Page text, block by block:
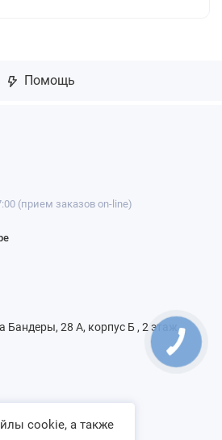
Помощь
(прием заказов on-line)
Бандеры, 28 А, корпус Б , 2 этаж
cookie, а также